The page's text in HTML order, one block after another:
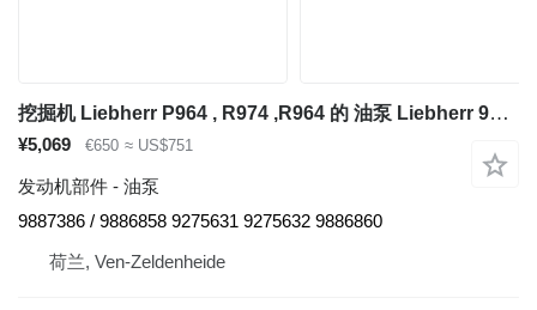
挖掘机 Liebherr P964 , R974 ,R964 的 油泵 Liebherr 9887386
¥5,069 €650 ≈ US$751
发动机部件 - 油泵
9887386 / 9886858 9275631 9275632 9886860
荷兰, Ven-Zeldenheide